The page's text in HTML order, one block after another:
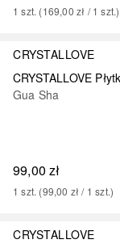
1 szt. (169,00 zł / 1 szt.)
CRYSTALLOVE
Gua Sha
99,00 zł
1 szt. (99,00 zł / 1 szt.)
CRYSTALLOVE